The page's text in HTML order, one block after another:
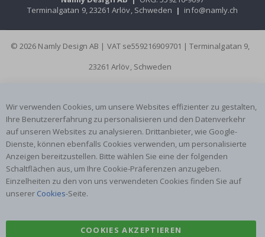
Terminalgatan 9, 23261 Arlöv, Schweden | info@namly.ch
© 2026 Namly Design AB | VAT se559216909701 | Terminalgatan 9,
23261 Arlöv, Schweden
Wir verwenden Cookies, um unsere Websites effizienter zu gestalten,
Ihre Benutzererfahrung zu personalisieren und den Datenverkehr
auf unseren Websites zu analysieren. Drittanbieter, wie Google-
Dienste, können ebenfalls Cookies verwenden, um personalisierte
Anzeigen bereitzustellen. Bitte wählen Sie eine der folgenden
Schaltflächen aus, um Ihre Cookie-Präferenzen anzugeben.
Einzelheiten zu den von uns verwendeten Cookies finden Sie auf
unserer Cookies-Seite.
COOKIES AKZEPTIEREN